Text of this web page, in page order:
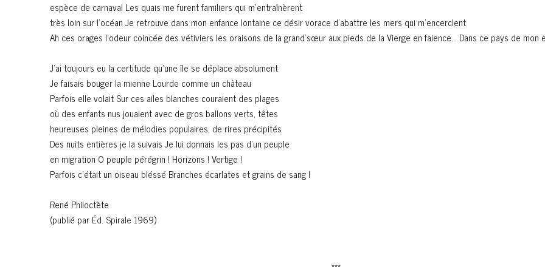
espèce de carnaval Les quais me furent familiers qui m’entraînèrent
très loin sur l’océan Je retrouve dans mon enfance lontaine ce désir vorace d’abattre les mers qui m’encerclent
Ah ces orages l’odeur coincée des vétiviers les oraisons de la grand’sœur aux pieds de la Vierge en faience… Dans ce pays de mon
J’ai toujours eu la certitude qu’une île se déplace absolument
Je faisais bouger la mienne Lourde comme un château
Parfois elle volait Sur ces ailes blanches couraient des plages
où des enfants nus jouaient avec de gros ballons verts, têtes
heureuses pleines de mélodies populaires, de rires précipités
Des nuits entières je la suivais Je lui donnais les pas d’un peuple
en migration O peuple pérégrin ! Horizons ! Vertige !
Parfois c’était un oiseau bléssé Branches écarlates et grains de sang !
René Philoctète
(publié par Éd. Spirale 1969)
***